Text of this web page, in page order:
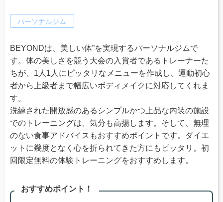
パーソナルジム
BEYONDは、美しい体”を実現するパーソナルジムで
す。体の美しさを競う大会の入賞者であるトレーナーた
ちが、1人1人にピッタリなメニューを作成し、運動初心
者から上級者まで幅広いボディメイクに対応してくれま
す。
洗練された開放感のあるシンプルかつ上品な内装の施設
でのトレーニングは、気分も高揚します。そして、無理
のない食事アドバイスもおすすめポイントです。ダイエ
ットに幾度となく心を折られてきた方にもピッタリ。初
回限定無料の体験トレーニングをおすすめします。
おすすめポイント！